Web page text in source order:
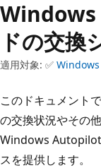
ドの交換
適用対象: ✅ Windows
このドキュメント
の交換状況やその
Windows Autopilot
スを提供します。